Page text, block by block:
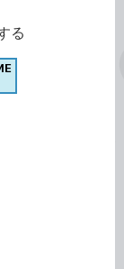
る